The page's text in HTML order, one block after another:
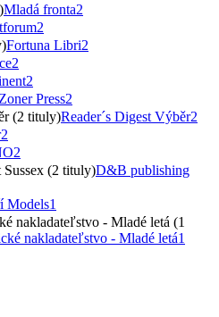
Mladá fronta2
2
Fortuna Libri2
2
2
Zoner Press2
(2 tituly)Reader´s Digest Výběr2
2
2
(2 tituly)D&B publishing
Models1
nakladateľstvo - Mladé letá (1
nakladateľstvo - Mladé letá1